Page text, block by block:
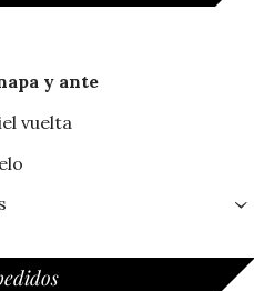
y ante
vuelta
›